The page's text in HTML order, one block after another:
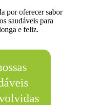
por oferecer sabor
saudáveis para
e feliz.